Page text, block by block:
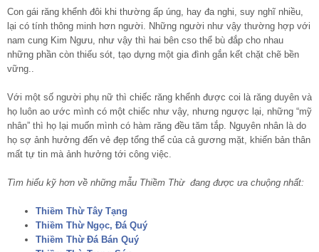
Con gái răng khểnh đôi khi thường ấp úng, hay đa nghi, suy nghĩ nhiều,
lại có tính thông minh hơn người. Những người như vậy thường hợp với
nam cung Kim Ngưu, như vậy thì hai bên cso thể bù đắp cho nhau
những phần còn thiếu sót, tạo dựng một gia đình gắn kết chặt chẽ bền
vững..
Với một số người phụ nữ thì chiếc răng khểnh được coi là răng duyên và
họ luôn ao ước mình có một chiếc như vậy, nhưng ngược lại, những “mỹ
nhân” thì họ lại muốn mình có hàm răng đều tăm tắp. Nguyên nhân là do
họ sợ ảnh hưởng đến vẻ đẹp tổng thể của cả gương mặt, khiến bản thân
mất tự tin mà ảnh hưởng tới công việc.
Tìm hiểu kỹ hơn về những mẫu Thiềm Thừ đang được ưa chuộng nhất:
Thiềm Thừ Tây Tạng
Thiềm Thừ Ngọc, Đá Quý
Thiềm Thừ Đá Bán Quý